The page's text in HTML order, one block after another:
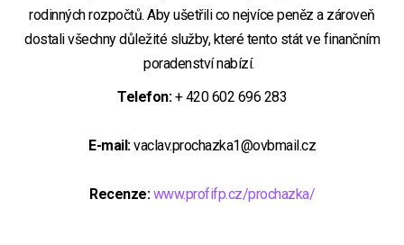
rodinných rozpočtů. Aby ušetřili co nejvíce peněz a zároveň
dostali všechny důležité služby, které tento stát ve finančním
poradenství nabízí.
Telefon:+ 420 602 696 283
E-mail:vaclav.prochazka1@ovbmail.cz
Recenze:www.profifp.cz/prochazka/